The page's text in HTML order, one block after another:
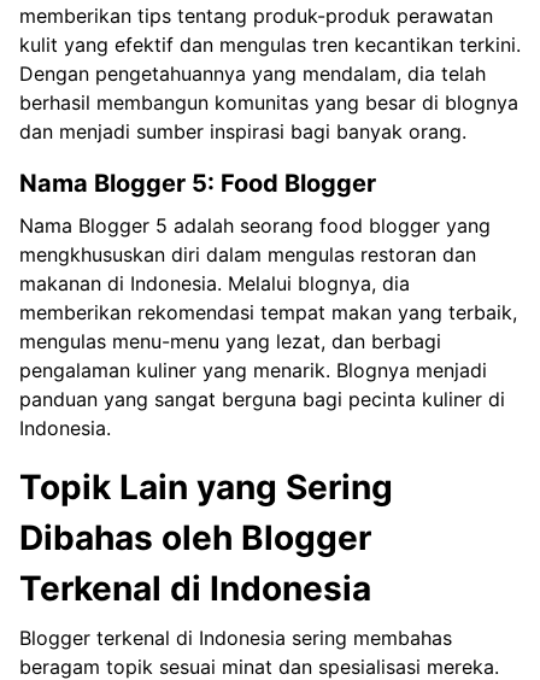
memberikan tips tentang produk-produk perawatan
kulit yang efektif dan mengulas tren kecantikan terkini.
Dengan pengetahuannya yang mendalam, dia telah
berhasil membangun komunitas yang besar di blognya
dan menjadi sumber inspirasi bagi banyak orang.
Nama Blogger 5: Food Blogger
Nama Blogger 5 adalah seorang food blogger yang
mengkhususkan diri dalam mengulas restoran dan
makanan di Indonesia. Melalui blognya, dia
memberikan rekomendasi tempat makan yang terbaik,
mengulas menu-menu yang lezat, dan berbagi
pengalaman kuliner yang menarik. Blognya menjadi
panduan yang sangat berguna bagi pecinta kuliner di
Indonesia.
Topik Lain yang Sering
Dibahas oleh Blogger
Terkenal di Indonesia
Blogger terkenal di Indonesia sering membahas
beragam topik sesuai minat dan spesialisasi mereka.